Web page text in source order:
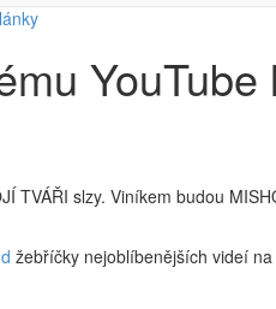
TVÁŘI slzy. Viníkem budou
žebříčky nejoblíbenějších videí